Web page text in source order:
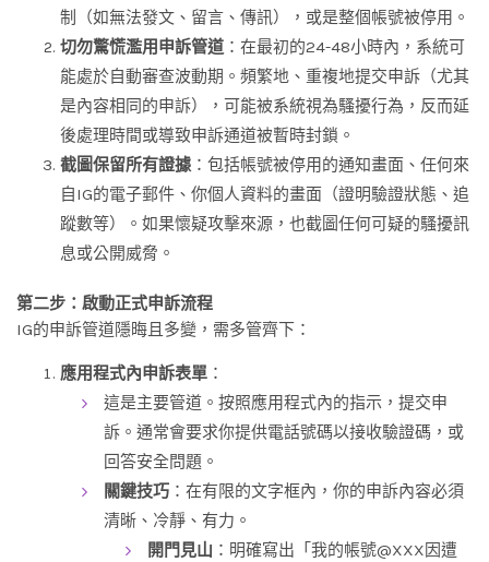
制（如無法發文、留言、傳訊），或是整個帳號被停用。
切勿驚慌濫用申訴管道 ：在最初的24-48小時內，系統可
能處於自動審查波動期。頻繁地、重複地提交申訴（尤其
是內容相同的申訴），可能被系統視為騷擾行為，反而延
後處理時間或導致申訴通道被暫時封鎖。
截圖保留所有證據 ：包括帳號被停用的通知畫面、任何來
自IG的電子郵件、你個人資料的畫面（證明驗證狀態、追
蹤數等）。如果懷疑攻擊來源，也截圖任何可疑的騷擾訊
息或公開威脅。
第二步：啟動正式申訴流程
IG的申訴管道隱晦且多變，需多管齊下：
應用程式內申訴表單 ：
這是主要管道。按照應用程式內的指示，提交申
訴。通常會要求你提供電話號碼以接收驗證碼，或
回答安全問題。
關鍵技巧 ：在有限的文字框內，你的申訴內容必須
清晰、冷靜、有力。
開門見山 ：明確寫出「我的帳號@XXX因遭